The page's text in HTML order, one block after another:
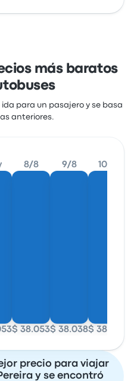
más baratos
para un pasajero y se basa
anteriores.
8/8
$ 38.053
9/8
$ 38.038
10/8
$ 38.053
precio para viajar
y se encontró